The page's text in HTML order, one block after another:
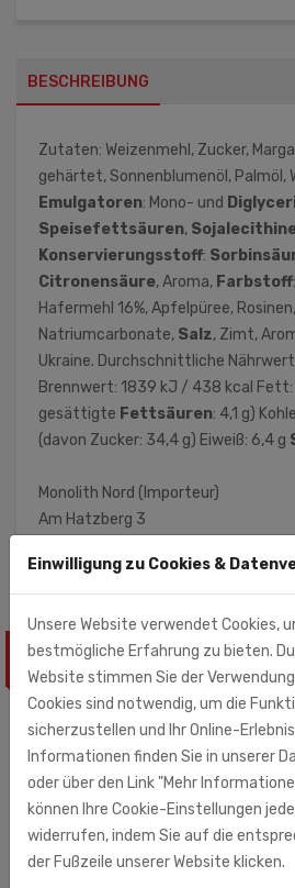
BESCHREIBUNG
Zutaten: Weizenmehl, Zucker,
gehärtet, Sonnenblumenöl, Palmöl,
Emulgatoren: Mono- und
Speisefettsäuren,
Konservierungsstoff:
Citronensäure, Aroma, Farbstoff:
Hafermehl 16%, Apfelpüree, Rosinen,
Natriumcarbonate, Salz, Zimt,
Ukraine. Durchschnittliche
Brennwert: 1839 kJ / 438 kcal Fett:
gesättigte Fettsäuren: 4,1 g)
(davon Zucker: 34,4 g) Eiweiß: 6,4 g
Monolith Nord (Importeur)
Am Hatzberg 3
ÄHNLICHE PRODUKTE
Einwilligung zu Cookies &
Unsere Website verwendet Cookies,
bestmögliche Erfahrung zu bieten.
Website stimmen Sie der
Cookies sind notwendig, um die
sicherzustellen und Ihr Online-
Informationen finden Sie in unserer
oder über den Link "Mehr
können Ihre Cookie-Einstellungen
widerrufen, indem Sie auf die
der Fußzeile unserer Website klicken.